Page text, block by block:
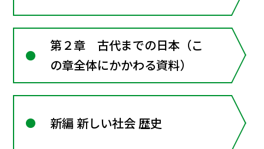
第２章 古代までの日本（こ
の章全体にかかわる資料）
新編 新しい社会 歴史